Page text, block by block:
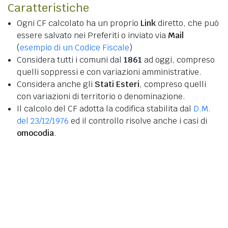
Caratteristiche
Ogni CF calcolato ha un proprio Linkdiretto, che può
essere salvato nei Preferiti o inviato via Mail
(esempio di un Codice Fiscale)
Considera tutti i comuni dal 1861 ad oggi, compreso
quelli soppressi e con variazioni amministrative.
Considera anche gli Stati Esteri, compreso quelli
con variazioni di territorio o denominazione.
Il calcolo del CF adotta la codifica stabilita dal D.M.
del 23/12/1976 ed il controllo risolve anche i casi di
omocodia.